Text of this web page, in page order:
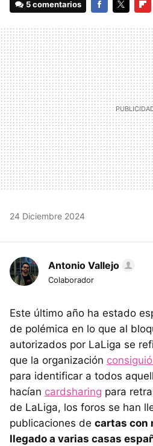
5 comentarios
24 Diciembre 2024
Antonio Vallejo
Colaborador
Este último año ha estado
de polémica en lo que al
autorizados por LaLiga se
que la organización
para identificar a todos
hacían cardsharing para
de LaLiga, los foros se han
publicaciones de cartas con
llegado a varias casas